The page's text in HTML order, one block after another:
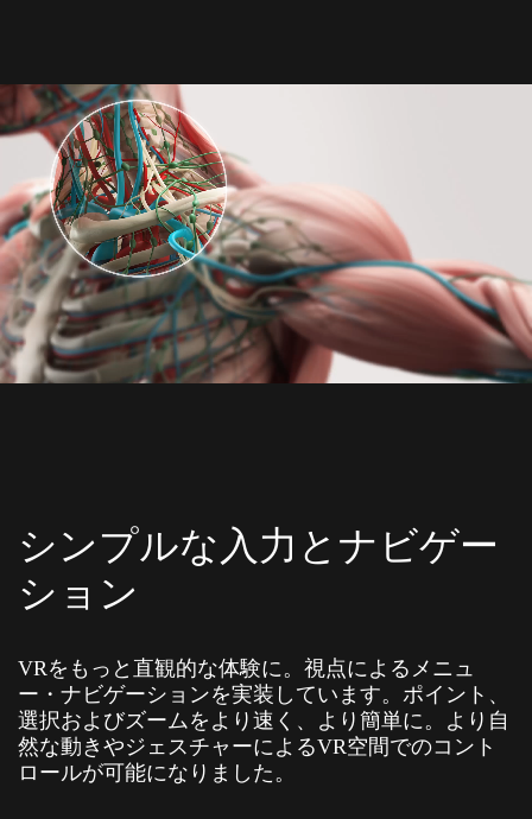
シンプルな入力とナビゲー
ション
VRをもっと直観的な体験に。視点によるメニュ
ー・ナビゲーションを実装しています。ポイント、
選択およびズームをより速く、より簡単に。より自
然な動きやジェスチャーによるVR空間でのコント
ロールが可能になりました。